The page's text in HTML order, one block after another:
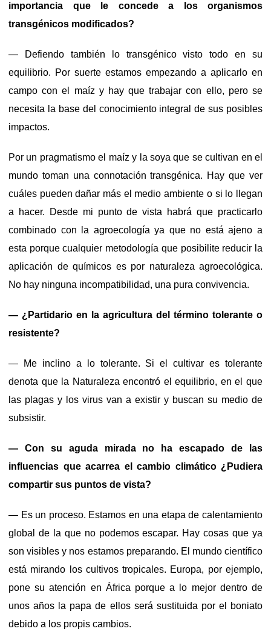
importancia que le concede a los organismos
transgénicos modificados?
— Defiendo también lo transgénico visto todo en su
equilibrio. Por suerte estamos empezando a aplicarlo en
campo con el maíz y hay que trabajar con ello, pero se
necesita la base del conocimiento integral de sus posibles
impactos.
Por un pragmatismo el maíz y la soya que se cultivan en el
mundo toman una connotación transgénica. Hay que ver
cuáles pueden dañar más el medio ambiente o si lo llegan
a hacer. Desde mi punto de vista habrá que practicarlo
combinado con la agroecología ya que no está ajeno a
esta porque cualquier metodología que posibilite reducir la
aplicación de químicos es por naturaleza agroecológica.
No hay ninguna incompatibilidad, una pura convivencia.
— ¿Partidario en la agricultura del término tolerante o
resistente?
— Me inclino a lo tolerante. Si el cultivar es tolerante
denota que la Naturaleza encontró el equilibrio, en el que
las plagas y los virus van a existir y buscan su medio de
subsistir.
— Con su aguda mirada no ha escapado de las
influencias que acarrea el cambio climático ¿Pudiera
compartir sus puntos de vista?
— Es un proceso. Estamos en una etapa de calentamiento
global de la que no podemos escapar. Hay cosas que ya
son visibles y nos estamos preparando. El mundo científico
está mirando los cultivos tropicales. Europa, por ejemplo,
pone su atención en África porque a lo mejor dentro de
unos años la papa de ellos será sustituida por el boniato
debido a los propis cambios.